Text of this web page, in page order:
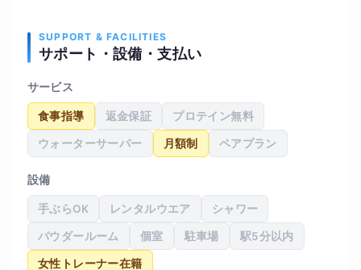
SUPPORT & FACILITIES
サポート・設備・支払い
サービス
食事指導 返金保証 プロテイン無料
ウォーターサーバー 月額制 ペアプラン
設備
手ぶらOK レンタルウエア シャワー
パウダールーム 個室 駐車場 駅5分以内
女性トレーナー在籍